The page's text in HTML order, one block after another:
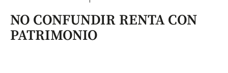
NO CONFUNDIR RENTA CON
PATRIMONIO